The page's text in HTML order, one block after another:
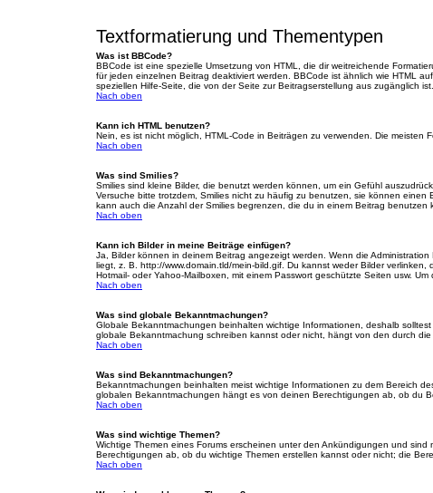
Textformatierung und Thementypen
Was ist BBCode?
BBCode ist eine spezielle Umsetzung von HTML, die dir weitreichende
für jeden einzelnen Beitrag deaktiviert werden. BBCode ist ähnlich wie HTML
speziellen Hilfe-Seite, die von der Seite zur Beitragserstellung aus zugänglich ist.
Nach oben
Kann ich HTML benutzen?
Nein, es ist nicht möglich, HTML-Code in Beiträgen zu verwenden. Die meisten
Nach oben
Was sind Smilies?
Smilies sind kleine Bilder, die benutzt werden können, um ein Gefühl
Versuche bitte trotzdem, Smilies nicht zu häufig zu benutzen, sie können
kann auch die Anzahl der Smilies begrenzen, die du in einem Beitrag benutzen
Nach oben
Kann ich Bilder in meine Beiträge einfügen?
Ja, Bilder können in deinem Beitrag angezeigt werden. Wenn die
liegt, z. B. http://www.domain.tld/mein-bild.gif. Du kannst weder Bilder
Hotmail- oder Yahoo-Mailboxen, mit einem Passwort geschützte Seiten usw.
Nach oben
Was sind globale Bekanntmachungen?
Globale Bekanntmachungen beinhalten wichtige Informationen, deshalb
globale Bekanntmachung schreiben kannst oder nicht, hängt von den durch
Nach oben
Was sind Bekanntmachungen?
Bekanntmachungen beinhalten meist wichtige Informationen zu dem Bereich
globalen Bekanntmachungen hängt es von deinen Berechtigungen ab, ob du
Nach oben
Was sind wichtige Themen?
Wichtige Themen eines Forums erscheinen unter den Ankündigungen und
Berechtigungen ab, ob du wichtige Themen erstellen kannst oder nicht; die
Nach oben